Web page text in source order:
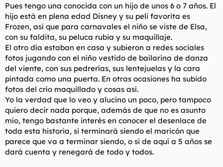
d
e
l
t
e
m
a
i
c
i
o
Pues tengo una conocida con un hijo de unos 6 o 7 años. El
hijo está en plena edad Disney y su peli favorita es
Frozen, así que para carnavales el niño se viste de Elsa,
con su faldita, su peluca rubia y su maquillaje.
El otro día estaban en casa y subieron a redes sociales
fotos jugando con el niño vestido de bailarina de danza
del viente, con sus pedrerías, sus lentejuelas y la cara
pintada como una puerta. En otras ocasiones ha subido
fotos del crío maquillado y cosas así.
Yo la verdad que lo veo y alucino un poco, pero tampoco
quiero decir nada porque, además de que no es asunto
mío, tengo bastante interés en conocer el desenlace de
toda esta historia, si terminará siendo el maricón que
parece que va a terminar siendo, o si de aquí a 5 años se
dará cuenta y renegará de todo y todos.